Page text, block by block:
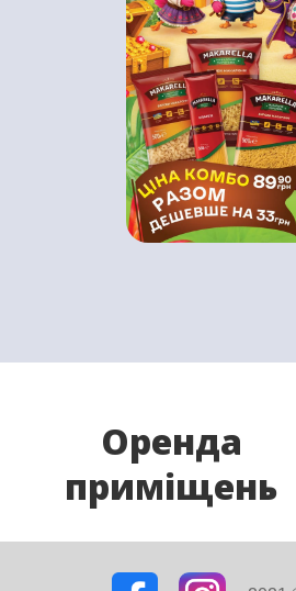
Оренда
приміщень